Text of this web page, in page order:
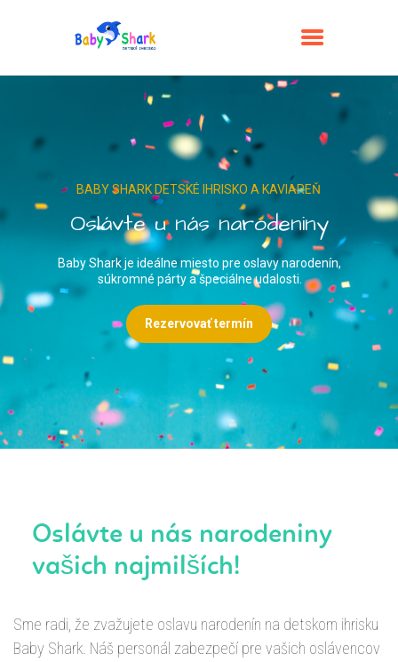
IHRISKO BABY SHARK
Detské ihrisko s kaviarňou v Prievidzi
DOMOV
CENNÍK
NARODENINY
ŠKOLY, ŠKÔLKY A
ORGANIZÁCIE
KLUB BABY SHARK
PREVÁDZKOVÝ PORIADOK
GALÉRIA
KONTAKT
Oslávte u nás narodeniny
Baby Shark je ideálne miesto pre oslavy narodenín,
súkromné párty a špeciálne udalosti.
Rezervovať termín
BABY SHARK DETSKÉ IHRISKO A KAVIAREŇ
Oslávte u nás narodeniny
vašich najmilších!
Sme radi, že zvažujete oslavu narodenín na detskom ihrisku
Baby Shark. Náš personál zabezpečí pre vašich oslávencov